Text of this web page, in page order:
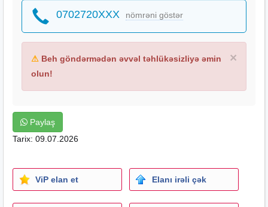
Bpap
Oksigen konsentratoru
Tonometr
Nebulayzer
Oksigen balonu
Saturasiya ölçən
Elektron tonometr
Tezyiq ölçən
Probirka
Fizioterapiya cihazları
Müayine lampası
0702720XXX nömrəni göstər
×
⚠ Beh göndərmədən əvvəl təhlükəsizliyə əmin
olun!
Paylaş
Tarix: 09.07.2026
ViP elan et Elanı irəli çək